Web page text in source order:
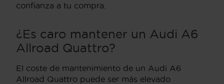
confianza a tu compra.
¿Es caro mantener un Audi A6
Allroad Quattro?
El coste de mantenimiento de un Audi A6
Allroad Quattro puede ser más elevado